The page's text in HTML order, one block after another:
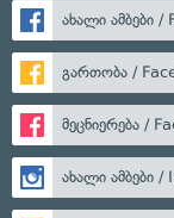
ახალი ამბები /
გართობა /
მეცნიერება /
ახალი ამბები